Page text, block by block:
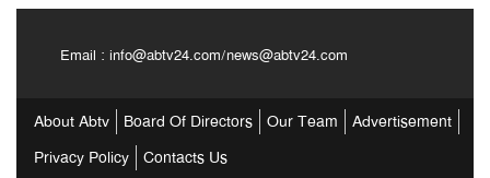
Email : info@abtv24.com/news@abtv24.com
About Abtv Board Of Directors Our Team
Advertisement
Privacy Policy
Contacts Us